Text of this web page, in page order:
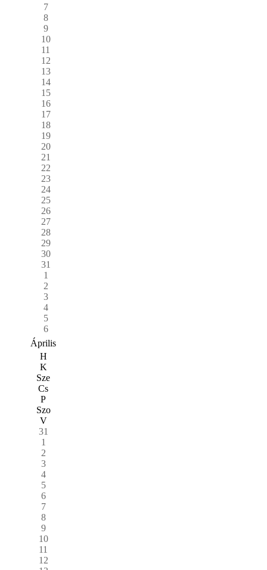
7
8
9
10
11
12
13
14
15
16
17
18
19
20
21
22
23
24
25
26
27
28
29
30
31
1
2
3
4
5
6
Április
H
K
Sze
Cs
P
Szo
V
31
1
2
3
4
5
6
7
8
9
10
11
12